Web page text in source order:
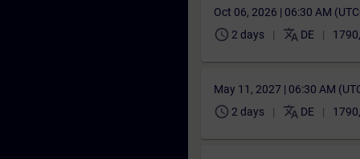
Oct 06, 2026 | 06:30 AM
schedule 2 days translate DE
May 11, 2027 | 06:30 AM
schedule 2 days translate DE